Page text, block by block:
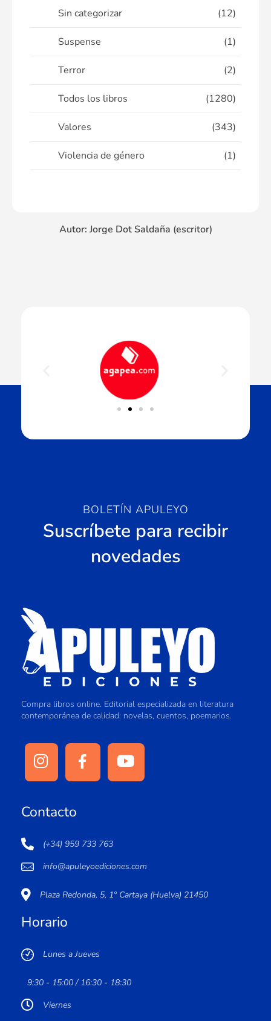
Sin categorizar (12)
Suspense (1)
Terror (2)
Todos los libros (1280)
Valores (343)
Violencia de género (1)
Autor: Jorge Dot Saldaña (escritor)
BOLETÍN APULEYO
Suscríbete para recibir
novedades
Compra libros online. Editorial especializada en literatura
contemporánea de calidad: novelas, cuentos, poemarios.
Contacto
(+34) 959 733 763
info@apuleyoediciones.com
Plaza Redonda, 5, 1º Cartaya (Huelva) 21450
Horario
Lunes a Jueves
9:30 - 15:00 / 16:30 - 18:30
Viernes